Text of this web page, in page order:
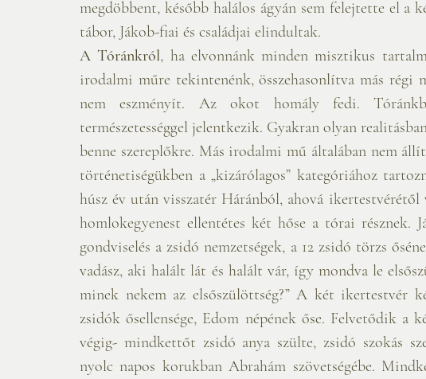
megdöbbent, később halálos ágyán sem felejtette el a
tábor, Jákob-fiai és családjai elindultak.
A Tóránkról, ha elvonnánk minden misztikus
irodalmi műre tekintenénk, összehasonlítva más régi
nem eszményít. Az okot homály fedi.
természetességgel jelentkezik. Gyakran olyan
benne szereplőkre. Más irodalmi mű általában nem
történetiségükben a „kizárólagos” kategóriához
húsz év után visszatér Háránból, ahová
homlokegyenest ellentétes két hőse a tórai résznek.
gondviselés a zsidó nemzetségek, a 12 zsidó törzs
vadász, aki halált lát és halált vár, így mondva le
minek nekem az elsőszülöttség?” A két ikertestvér
zsidók ősellensége, Edom népének őse. Felvetődik a
végig- mindkettőt zsidó anya szülte, zsidó szokás
nyolc napos korukban Abrahám szövetségébe.